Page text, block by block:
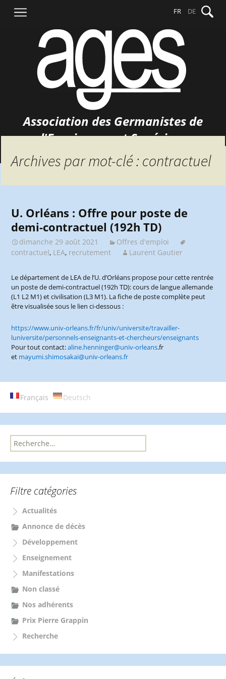
contenu
FR DE
Association des Germanistes de
l'Enseignement Supérieur
Archives par mot-clé : contractuel
U. Orléans : Offre pour poste de
demi-contractuel (192h TD)
dimanche 29 août 2021
Offres d'emploi
contractuel, LEA, recrutement Laurent Gautier
Le département de LEA de l’U. d’Orléans propose pour cette rentrée
un poste de demi-contractuel (192h TD): cours de langue allemande
(L1 L2 M1) et civilisation (L3 M1). La fiche de poste complète peut
être visualisée sous le lien ci-dessous :
https://www.univ-orleans.fr/fr/univ/universite/travailler-
luniversite/personnels-enseignants-et-chercheurs/enseignants
Pour tout contact:aline.henninger@univ-orleans.fr
et mayumi.shimosakai@univ-orleans.fr
Français Deutsch
R
e
c
h
r
h
e
Filtre catégories
Actualités
Annonce de décès
Développement
Enseignement
Manifestations
Non classé
Nos adhérents
Prix Pierre Grappin
Recherche